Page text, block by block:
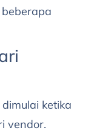
ketika
vendor.